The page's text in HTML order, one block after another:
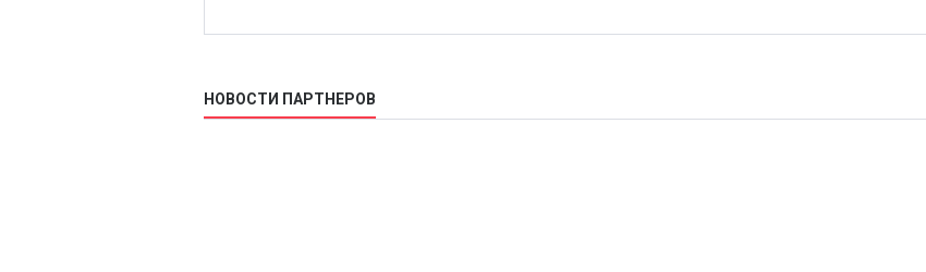
НОВОСТИ ПАРТНЕРОВ